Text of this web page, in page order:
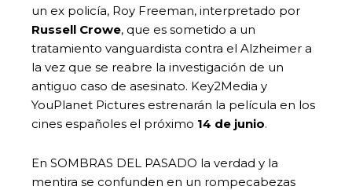
un ex policía, Roy Freeman, interpretado por
Russell Crowe, que es sometido a un
tratamiento vanguardista contra el Alzheimer a
la vez que se reabre la investigación de un
antiguo caso de asesinato. Key2Media y
YouPlanet Pictures estrenarán la película en los
cines españoles el próximo 14 de junio.
En SOMBRAS DEL PASADO la verdad y la
mentira se confunden en un rompecabezas